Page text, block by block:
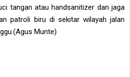
tangan atau handsanitizer dan jaga
patroli biru di sekitar wilayah jalan
Munte)